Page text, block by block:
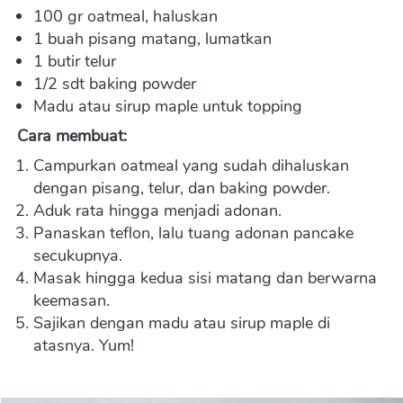
100 gr oatmeal, haluskan
1 buah pisang matang, lumatkan
1 butir telur
1/2 sdt baking powder
Madu atau sirup maple untuk topping
Cara membuat:
Campurkan oatmeal yang sudah dihaluskan
dengan pisang, telur, dan baking powder.
Aduk rata hingga menjadi adonan.
Panaskan teflon, lalu tuang adonan pancake
secukupnya.
Masak hingga kedua sisi matang dan berwarna
keemasan.
Sajikan dengan madu atau sirup maple di
atasnya. Yum!